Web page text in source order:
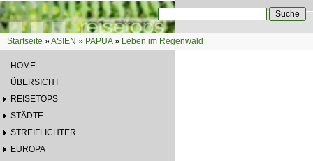
Direkt zum Inhalt
Suchformular
Sie sind hier
Startseite »ASIEN » PAPUA» Leben im Regenwald
HOME
ÜBERSICHT
REISETOPS
STÄDTE
STREIFLICHTER
EUROPA